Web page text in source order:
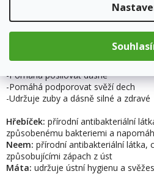
-Pomáhá předcházet tvorbě zubního
-Pomáhá snižovat tvorbu zubního
-Pomáhá posilovat dásně
-Pomáhá podporovat svěží dech
-Udržuje zuby a dásně silné a zdravé
Hřebíček: přírodní antibakteriální
způsobenému bakteriemi a
Neem: přírodní antibakteriální látka,
způsobujícími zápach z úst
Máta: udržuje ústní hygienu a